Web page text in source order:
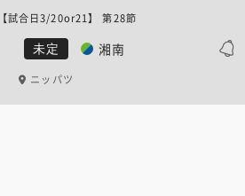
未定 湘南
合日3/20or21】 第28節
ニッパツ